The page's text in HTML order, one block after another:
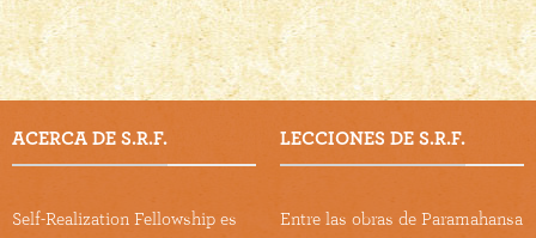
ACERCA DE S.R.F.
Self-Realization Fellowship es
LECCIONES DE S.R.F.
Entre las obras de Paramahansa